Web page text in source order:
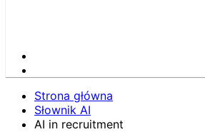
Strona główna
Słownik AI
AI in recruitment